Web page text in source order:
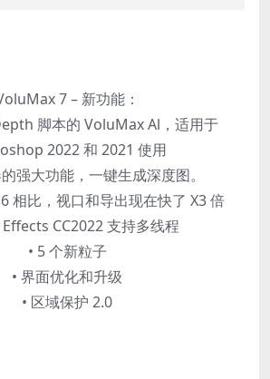
7 – 新功能：
脚本的 VoluMax Al，适用于
2022 和 2021 使用
强大功能，一键生成深度图。
相比，视口和导出现在快了 X3 倍
CC2022 支持多线程
• 5 个新粒子
• 界面优化和升级
• 区域保护 2.0